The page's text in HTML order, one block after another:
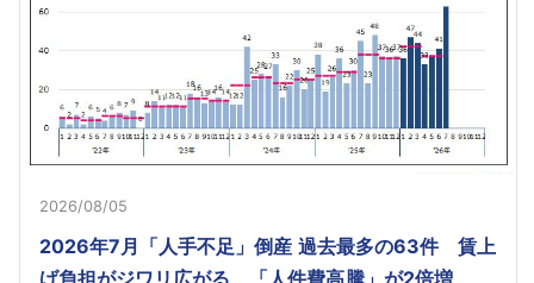
2026/08/05
2026年7月「人手不足」倒産 過去最多の63件 賃上